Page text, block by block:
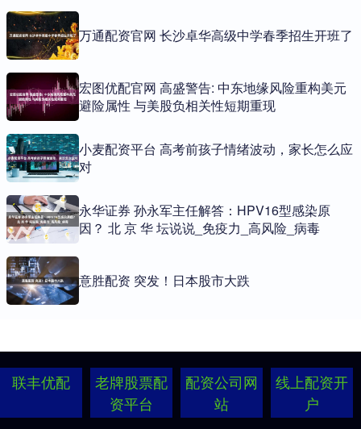
万通配资官网 长沙卓华高级中学春季招生开班了
宏图优配官网 高盛警告: 中东地缘风险重构美元
避险属性 与美股负相关性短期重现
小麦配资平台 高考前孩子情绪波动，家长怎么应
对
永华证券 孙永军主任解答：HPV16型感染原
因？ 北 京 华 坛说说_免疫力_高风险_病毒
意胜配资 突发！日本股市大跌
联丰优配
老牌股票配
资平台
配资公司网
站
线上配资开
户